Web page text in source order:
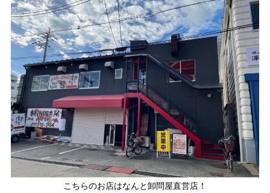
こちらのお店はなんと卸問屋直営店！